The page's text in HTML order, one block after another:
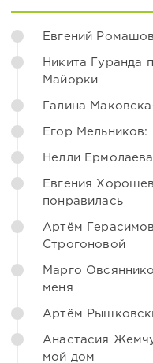
Евгений
Никита Гуранда
Майорки
Галина
Егор
Нелли
Евгения
понравилась
Артём
Строгоновой
Марго
меня
Артём
Анастасия
мой дом